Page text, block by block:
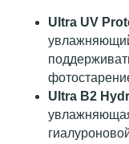
Ultra UV
Ultra B2